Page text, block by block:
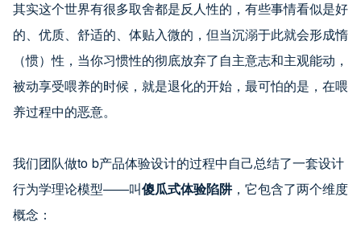
其实这个世界有很多取舍都是反人性的，有些事情看似是好
的、优质、舒适的、体贴入微的，但当沉溺于此就会形成惰
（惯）性，当你习惯性的彻底放弃了自主意志和主观能动，
被动享受喂养的时候，就是退化的开始，最可怕的是，在喂
养过程中的恶意。
我们团队做to b产品体验设计的过程中自己总结了一套设计
行为学理论模型——叫傻瓜式体验陷阱，它包含了两个维度
概念：